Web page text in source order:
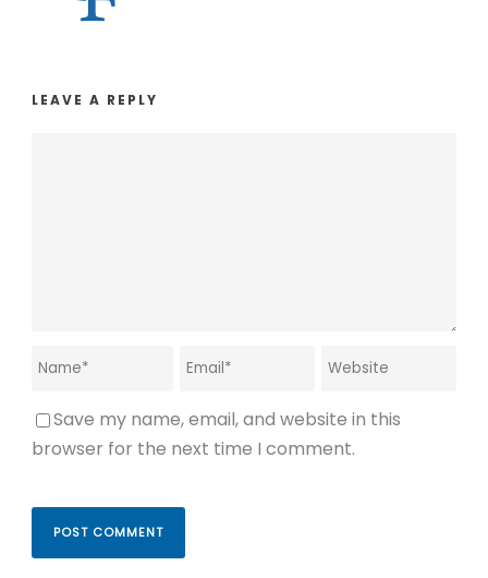
LEAVE A REPLY
Save my name, email, and website in this
browser for the next time I comment.